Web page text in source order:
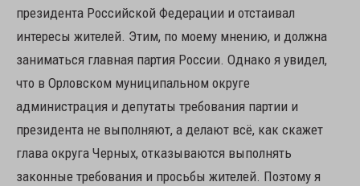
президента Российской Федерации и отстаивал
интересы жителей. Этим, по моему мнению, и должна
заниматься главная партия России. Однако я увидел,
что в Орловском муниципальном округе
администрация и депутаты требования партии и
президента не выполняют, а делают всё, как скажет
глава округа Черных, отказываются выполнять
законные требования и просьбы жителей. Поэтому я